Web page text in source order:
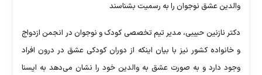
والدین عشق نوجوان را به رسمیت بشناسند
دکتر نازنین حبیبی، مدیر تیم تخصصی کودک و نوجوان در انجمن ازدواج
و خانواده کشور نیز با بیان اینکه از دوران کودکی عشق در درون افراد
وجود دارد و به صورت عشق به والدین خود را نشان می‌دهد به ایسنا